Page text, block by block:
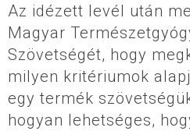
Az idézett levél után
Magyar
Szövetségét, hogy
milyen kritériumok
egy termék
hogyan lehetséges,